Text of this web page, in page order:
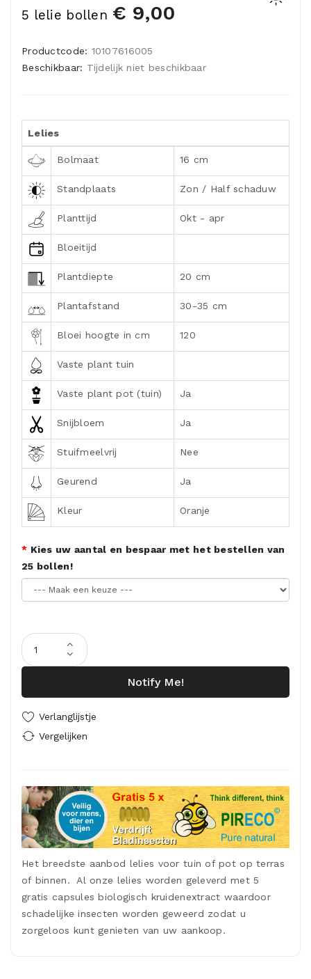
5 lelie bollen € 9,00
Productcode: 10107616005
Beschikbaar: Tijdelijk niet beschikbaar
Lelies
Bolmaat 16 cm
Standplaats Zon / Half schaduw
Planttijd Okt - apr
Bloeitijd
Plantdiepte 20 cm
Plantafstand 30-35 cm
Bloei hoogte in cm 120
Vaste plant tuin
Vaste plant pot (tuin) Ja
Snijbloem Ja
Stuifmeelvrij Nee
Geurend Ja
Kleur Oranje
Kies uw aantal en bespaar met het bestellen van
25 bollen!
Notify Me!
Verlanglijstje
Vergelijken
Het breedste aanbod lelies voor tuin of pot op terras
of binnen. Al onze lelies worden geleverd met 5
gratis capsules biologisch kruidenextract waardoor
schadelijke insecten worden geweerd zodat u
zorgeloos kunt genieten van uw aankoop.